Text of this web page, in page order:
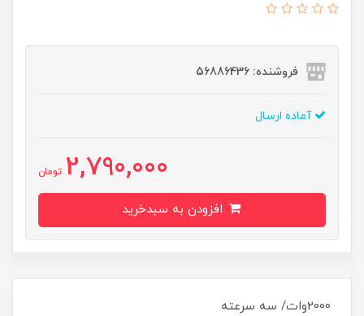
فروشنده: 56886436
آماده ارسال
2,790,000 تومان
2000وات/ سه سرعته